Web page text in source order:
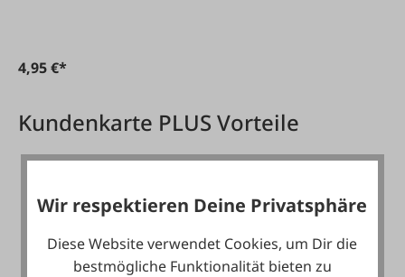
4,95 €*
Kundenkarte PLUS Vorteile
Wir respektieren Deine Privatsphäre
Diese Website verwendet Cookies, um Dir die
bestmögliche Funktionalität bieten zu